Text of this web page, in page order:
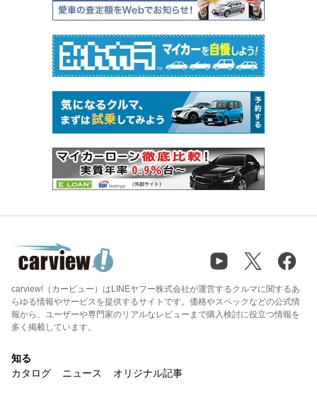
carview!（カービュー）はLINEヤフー株式会社が運営するクルマに関するあ
らゆる情報やサービスを提供するサイトです。価格やスペックなどの公式情
報から、ユーザーや専門家のリアルなレビューまで購入検討に役立つ情報を
多く掲載しています。
知る
カタログ
ニュース オリジナル記事